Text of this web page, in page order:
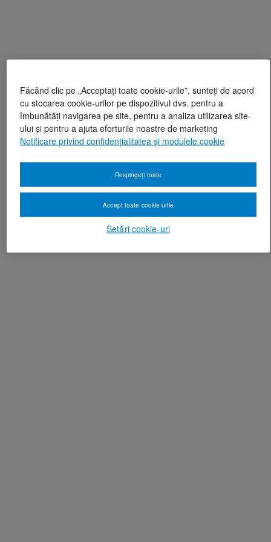
Făcând clic pe „Acceptați toate cookie-urile”, sunteți de acord
cu stocarea cookie-urilor pe dispozitivul dvs. pentru a
îmbunătăți navigarea pe site, pentru a analiza utilizarea site-
ului și pentru a ajuta eforturile noastre de marketing
Notificare privind confidențialitatea și modulele cookie
Setări cookie-uri
Respingeți toate
Accept toate cookie-urile